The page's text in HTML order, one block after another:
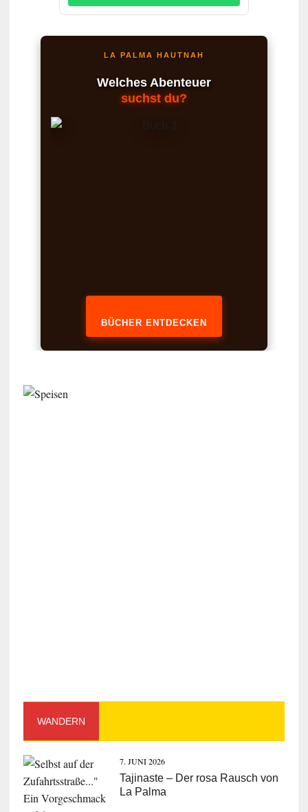
LA PALMA HAUTNAH
Welches Abenteuer
suchst du?
BÜCHER ENTDECKEN
WANDERN
7. JUNI 2026
Tajinaste – Der rosa Rausch von
La Palma